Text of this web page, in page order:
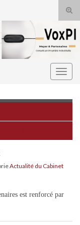
Actualité du Cabinet
est renforcé par